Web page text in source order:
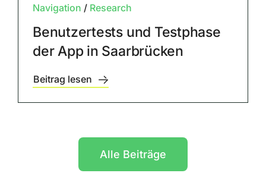
Navigation / Research
Benutzertests und Testphase
der App in Saarbrücken
Beitrag lesen
Alle Beiträge